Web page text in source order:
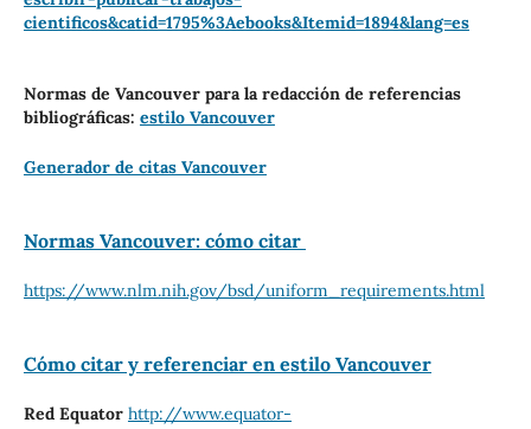
cientificos&catid=1795%3Aebooks&Itemid=1894&lang=es
Normas de Vancouver para la redacción de referencias
bibliográficas: estilo Vancouver
Generador de citas Vancouver
Normas Vancouver: cómo citar
https://www.nlm.nih.gov/bsd/uniform_requirements.html
Cómo citar y referenciar en estilo Vancouver
Red Equator http://www.equator-